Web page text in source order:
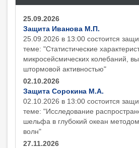
25.09.2026
Защита Иванова М.П.
25.09.2026 в 13:00 состоится
теме: "Статистические
микросейсмических колебаний,
штормовой активностью"
02.10.2026
Защита Сорокина М.А.
02.10.2026 в 13:00 состоится
теме: "Исследование
шельфа в глубокий океан
волн"
27.11.2026